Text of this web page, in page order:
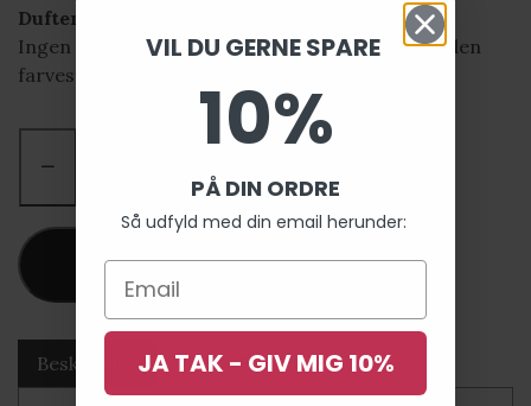
Duften:
Ingen og det er helt med vilje. Uden parfume, uden
farvestoffer og uden unødvendige dikkedarer.
−
Tilføj til kurv
Beskrivelse Ingredienser
VIL DU GERNE SPARE
10%
PÅ DIN ORDRE
Så udfyld med din email herunder:
JA TAK - GIV MIG 10%